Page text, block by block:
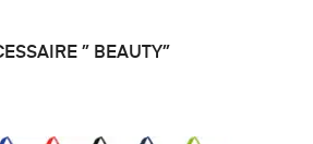
” BEAUTY”